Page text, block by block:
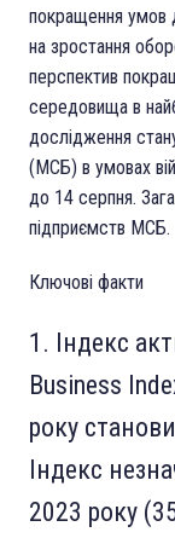
покращення умов
на зростання
перспектив
середовища в
дослідження
(МСБ) в умовах
до 14 серпня.
підприємств МСБ.
Ключові факти
Індекс
Business
року
Індекс
2023 року